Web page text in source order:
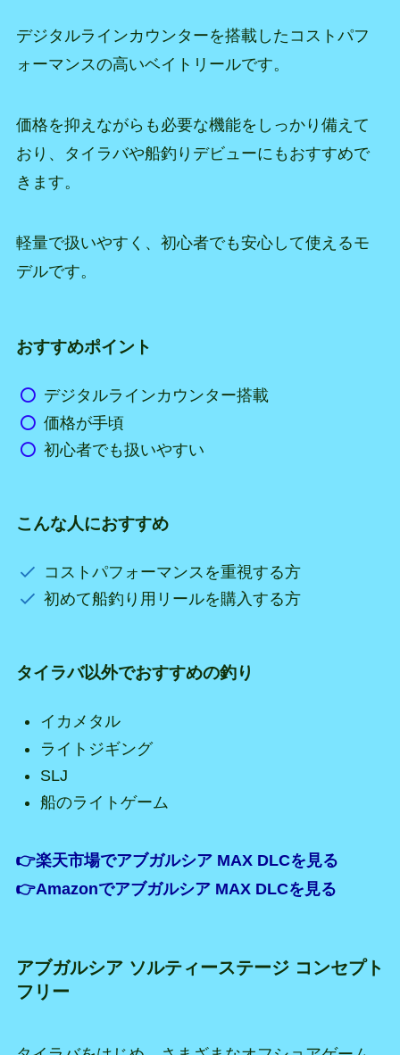
デジタルラインカウンターを搭載したコストパフ
ォーマンスの高いベイトリールです。
価格を抑えながらも必要な機能をしっかり備えて
おり、タイラバや船釣りデビューにもおすすめで
きます。
軽量で扱いやすく、初心者でも安心して使えるモ
デルです。
おすすめポイント
デジタルラインカウンター搭載
価格が手頃
初心者でも扱いやすい
こんな人におすすめ
コストパフォーマンスを重視する方
初めて船釣り用リールを購入する方
タイラバ以外でおすすめの釣り
イカメタル
ライトジギング
SLJ
船のライトゲーム
👉楽天市場でアブガルシア MAX DLCを見る
👉Amazonでアブガルシア MAX DLCを見る
アブガルシア ソルティーステージ コンセプト
フリー